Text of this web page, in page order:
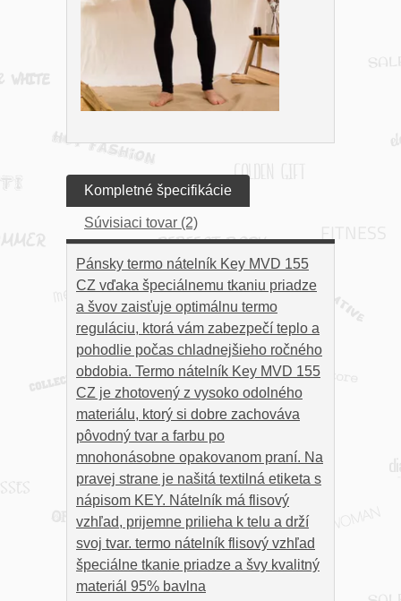
Kompletné špecifikácie
Súvisiaci tovar (2)
Pánsky termo nátelník Key MVD 155
CZ vďaka špeciálnemu tkaniu priadze
a švov zaisťuje optimálnu termo
reguláciu, ktorá vám zabezpečí teplo a
pohodlie počas chladnejšieho ročného
obdobia. Termo nátelník Key MVD 155
CZ je zhotovený z vysoko odolného
materiálu, ktorý si dobre zachováva
pôvodný tvar a farbu po
mnohonásobne opakovanom praní. Na
pravej strane je našitá textilná etiketa s
nápisom KEY. Nátelník má flisový
vzhľad, prijemne prilieha k telu a drží
svoj tvar. termo nátelník flisový vzhľad
špeciálne tkanie priadze a švy kvalitný
materiál 95% bavlna